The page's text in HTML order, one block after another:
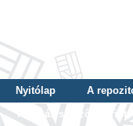
Nyitólap A
Tallózás szerző szerint